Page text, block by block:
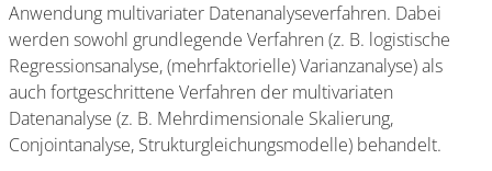
Anwendung multivariater Datenanalyseverfahren. Dabei
werden sowohl grundlegende Verfahren (z. B. logistische
Regressionsanalyse, (mehrfaktorielle) Varianzanalyse) als
auch fortgeschrittene Verfahren der multivariaten
Datenanalyse (z. B. Mehrdimensionale Skalierung,
Conjointanalyse, Strukturgleichungsmodelle) behandelt.